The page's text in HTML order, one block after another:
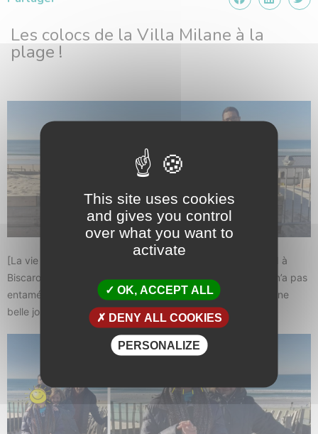
Les colocs de la Villa Milane à la
plage !
[La vie dans nos villas] Petite virée à la plage ce week-end à
Biscarosse pour profiter du beau temps ! Le petit air frais n’a pas
entamé la bonne humeur des colocs qui ont pu profiter d’une
belle journée ensoleillée sur la côte landaise…
This site uses cookies
and gives you control
over what you want to
activate
OK, ACCEPT ALL
DENY ALL COOKIES
PERSONALIZE